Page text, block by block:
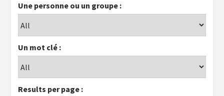
Une personne ou un groupe :
Un mot clé :
Results per page :